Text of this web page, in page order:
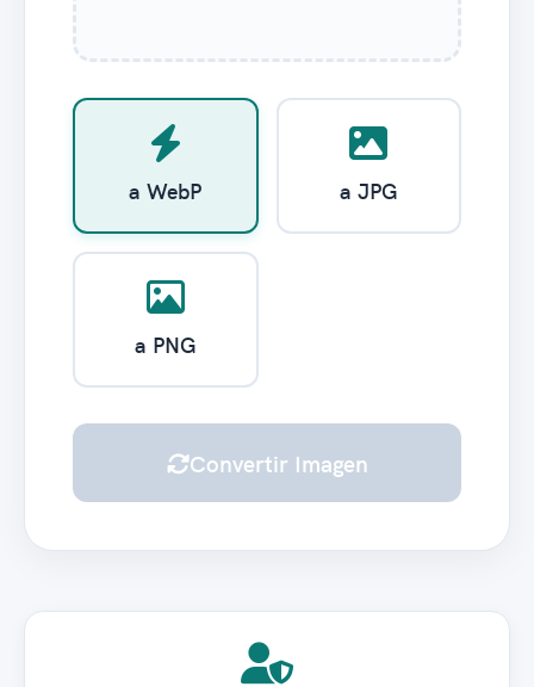
a WebP a JPG
a PNG
Convertir Imagen